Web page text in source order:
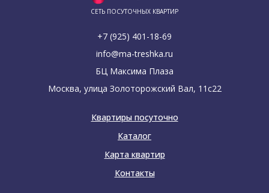
СЕТЬ ПОСУТОЧНЫХ КВАРТИР
+7 (925) 401-18-69
info@ma-treshka.ru
БЦ Максима Плаза
Москва, улица Золоторожский Вал, 11с22
Квартиры посуточно
Каталог
Карта квартир
Контакты